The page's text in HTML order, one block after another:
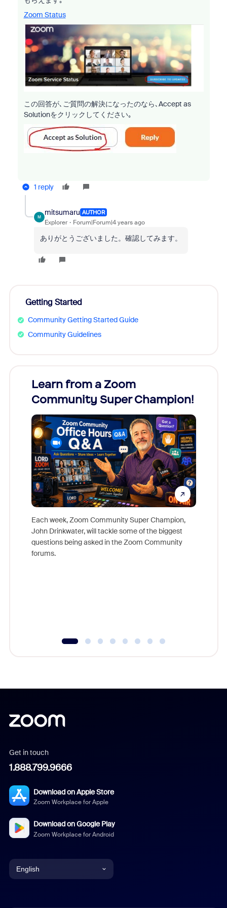
Zoom Status
この回答が､ご質問の解決になったのなら､Accept as
Solutionをクリックしてください｡
1 reply
M
mitsumaru AUTHOR
Explorer Forum|Forum|4 years ago
ありがとうございました。確認してみます。
Getting Started
Community Getting Started Guide
Community Guidelines
Learn from a Zoom
Community Super Champion!
Each week, Zoom Community Super Champion,
John Drinkwater, will tackle some of the biggest
questions being asked in the Zoom Community
forums.
Get in touch
1.888.799.9666
Download on Apple Store
Zoom Workplace for Apple
Download on Google Play
Zoom Workplace for Android
English